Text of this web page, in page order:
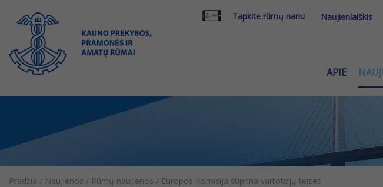
Tapkite rūmų nariu Naujienlaiškis
APIE
Pradžia / Naujienos / Rūmų naujienos / Europos Komisija stiprina vartotojų teises